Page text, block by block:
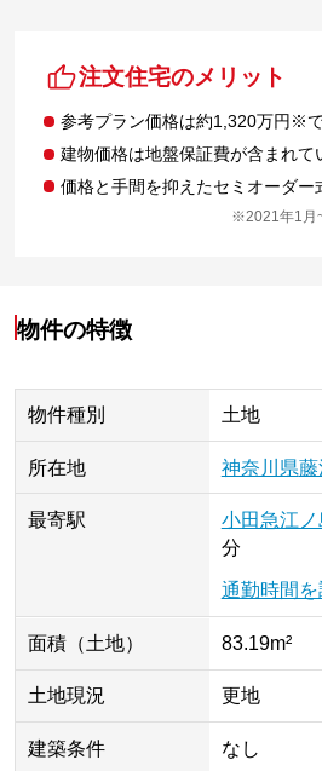
注文住宅のメリット
参考プラン価格は約1,320万円※
建物価格は地盤保証費が含まれて
価格と手間を抑えたセミオーダー
※2021年1月
物件の特徴
物件種別
土地
所在地 神奈川県藤
最寄駅 小田急江ノ
分
通勤時間を
面積（土地） 83.19m²
土地現況 更地
建築条件 なし